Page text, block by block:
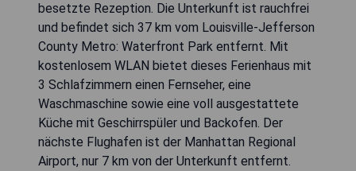
besetzte Rezeption. Die Unterkunft ist rauchfrei
und befindet sich 37 km vom Louisville-Jefferson
County Metro: Waterfront Park entfernt. Mit
kostenlosem WLAN bietet dieses Ferienhaus mit
3 Schlafzimmern einen Fernseher, eine
Waschmaschine sowie eine voll ausgestattete
Küche mit Geschirrspüler und Backofen. Der
nächste Flughafen ist der Manhattan Regional
Airport, nur 7 km von der Unterkunft entfernt.